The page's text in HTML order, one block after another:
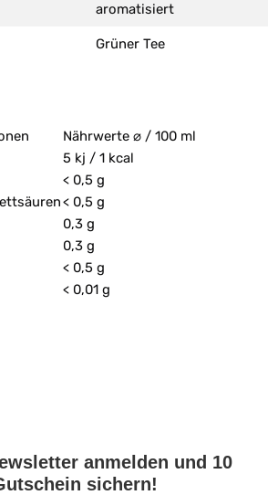
aromatisiert
Grüner Tee
Nährwerte ⌀ / 100 ml
5 kj / 1 kcal
< 0,5 g
< 0,5 g
0,3 g
0,3 g
< 0,5 g
< 0,01 g
anmelden und 10
sichern!